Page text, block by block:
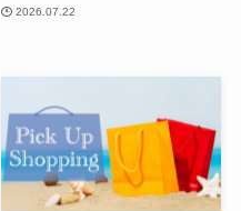
2026.07.22